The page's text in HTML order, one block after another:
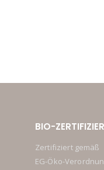
BIO-
Zertifiziert gemäß
EG-Öko-